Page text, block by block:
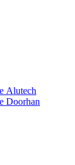
Alutech
Doorhan